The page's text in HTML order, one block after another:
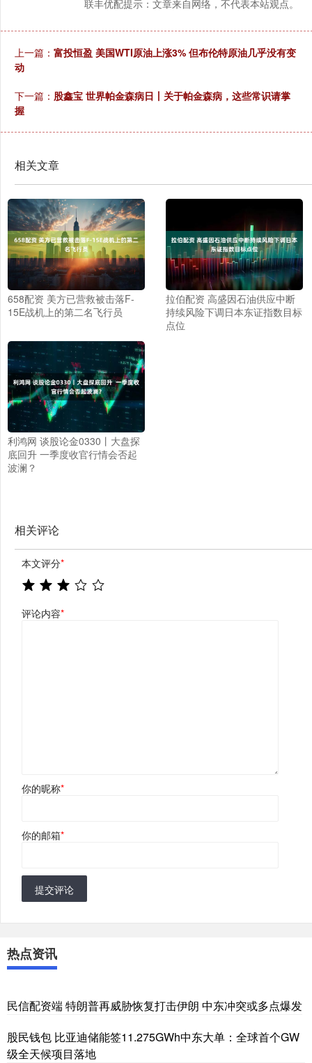
联丰优配提示：文章来自网络，不代表本站观点。
上一篇： 富投恒盈 美国WTI原油上涨3% 但布伦特原油几乎没有变
动
下一篇： 股鑫宝 世界帕金森病日丨关于帕金森病，这些常识请掌
握
相关文章
658配资 美方已营救被击落F-
15E战机上的第二名飞行员
拉伯配资 高盛因石油供应中断
持续风险下调日本东证指数目标
点位
利鸿网 谈股论金0330丨大盘探
底回升 一季度收官行情会否起
波澜？
相关评论
本文评分*
评论内容*
你的昵称*
你的邮箱*
提交评论
热点资讯
民信配资端 特朗普再威胁恢复打击伊朗 中东冲突或多点爆发
股民钱包 比亚迪储能签11.275GWh中东大单：全球首个GW
级全天候项目落地